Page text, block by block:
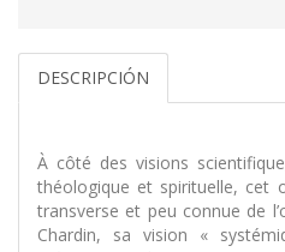
DESCRIPCIÓN
À côté des visions
théologique et spirituelle, cet
transverse et peu connue de
Chardin, sa vision «